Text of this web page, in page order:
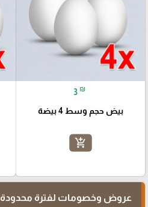
3 ₪
بيض حجم وسط 4 بيضة
add_shopping_cart
عروض وخصومات لفترة محدودة